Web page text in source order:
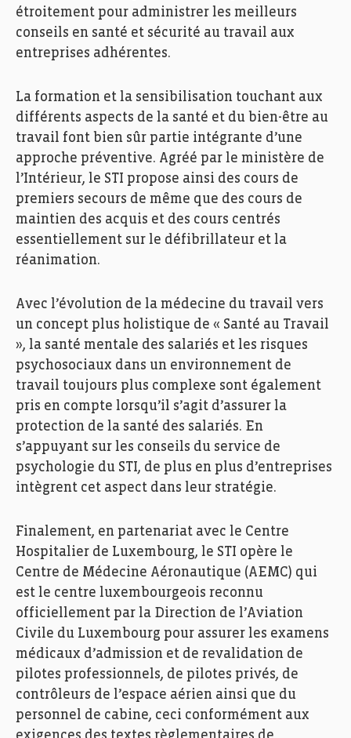
STI, Service de Santé au Travail de l’Industrie. Photo:
Ann Sophie Lindstrém
étroitement pour administrer les meilleurs
conseils en santé et sécurité au travail aux
entreprises adhérentes.
La formation et la sensibilisation touchant aux
différents aspects de la santé et du bien-être au
travail font bien sûr partie intégrante d’une
approche préventive. Agréé par le ministère de
l’Intérieur, le STI propose ainsi des cours de
premiers secours de même que des cours de
maintien des acquis et des cours centrés
essentiellement sur le défibrillateur et la
réanimation.
Avec l’évolution de la médecine du travail vers
un concept plus holistique de « Santé au Travail
», la santé mentale des salariés et les risques
psychosociaux dans un environnement de
travail toujours plus complexe sont également
pris en compte lorsqu’il s’agit d’assurer la
protection de la santé des salariés. En
s’appuyant sur les conseils du service de
psychologie du STI, de plus en plus d’entreprises
intègrent cet aspect dans leur stratégie.
Finalement, en partenariat avec le Centre
Hospitalier de Luxembourg, le STI opère le
Centre de Médecine Aéronautique (AEMC) qui
est le centre luxembourgeois reconnu
officiellement par la Direction de l’Aviation
Civile du Luxembourg pour assurer les examens
médicaux d’admission et de revalidation de
pilotes professionnels, de pilotes privés, de
contrôleurs de l’espace aérien ainsi que du
personnel de cabine, ceci conformément aux